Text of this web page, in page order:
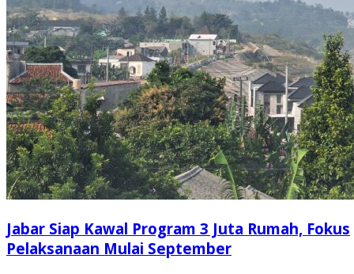
Jabar Siap Kawal Program 3 Juta Rumah, Fokus
Pelaksanaan Mulai September